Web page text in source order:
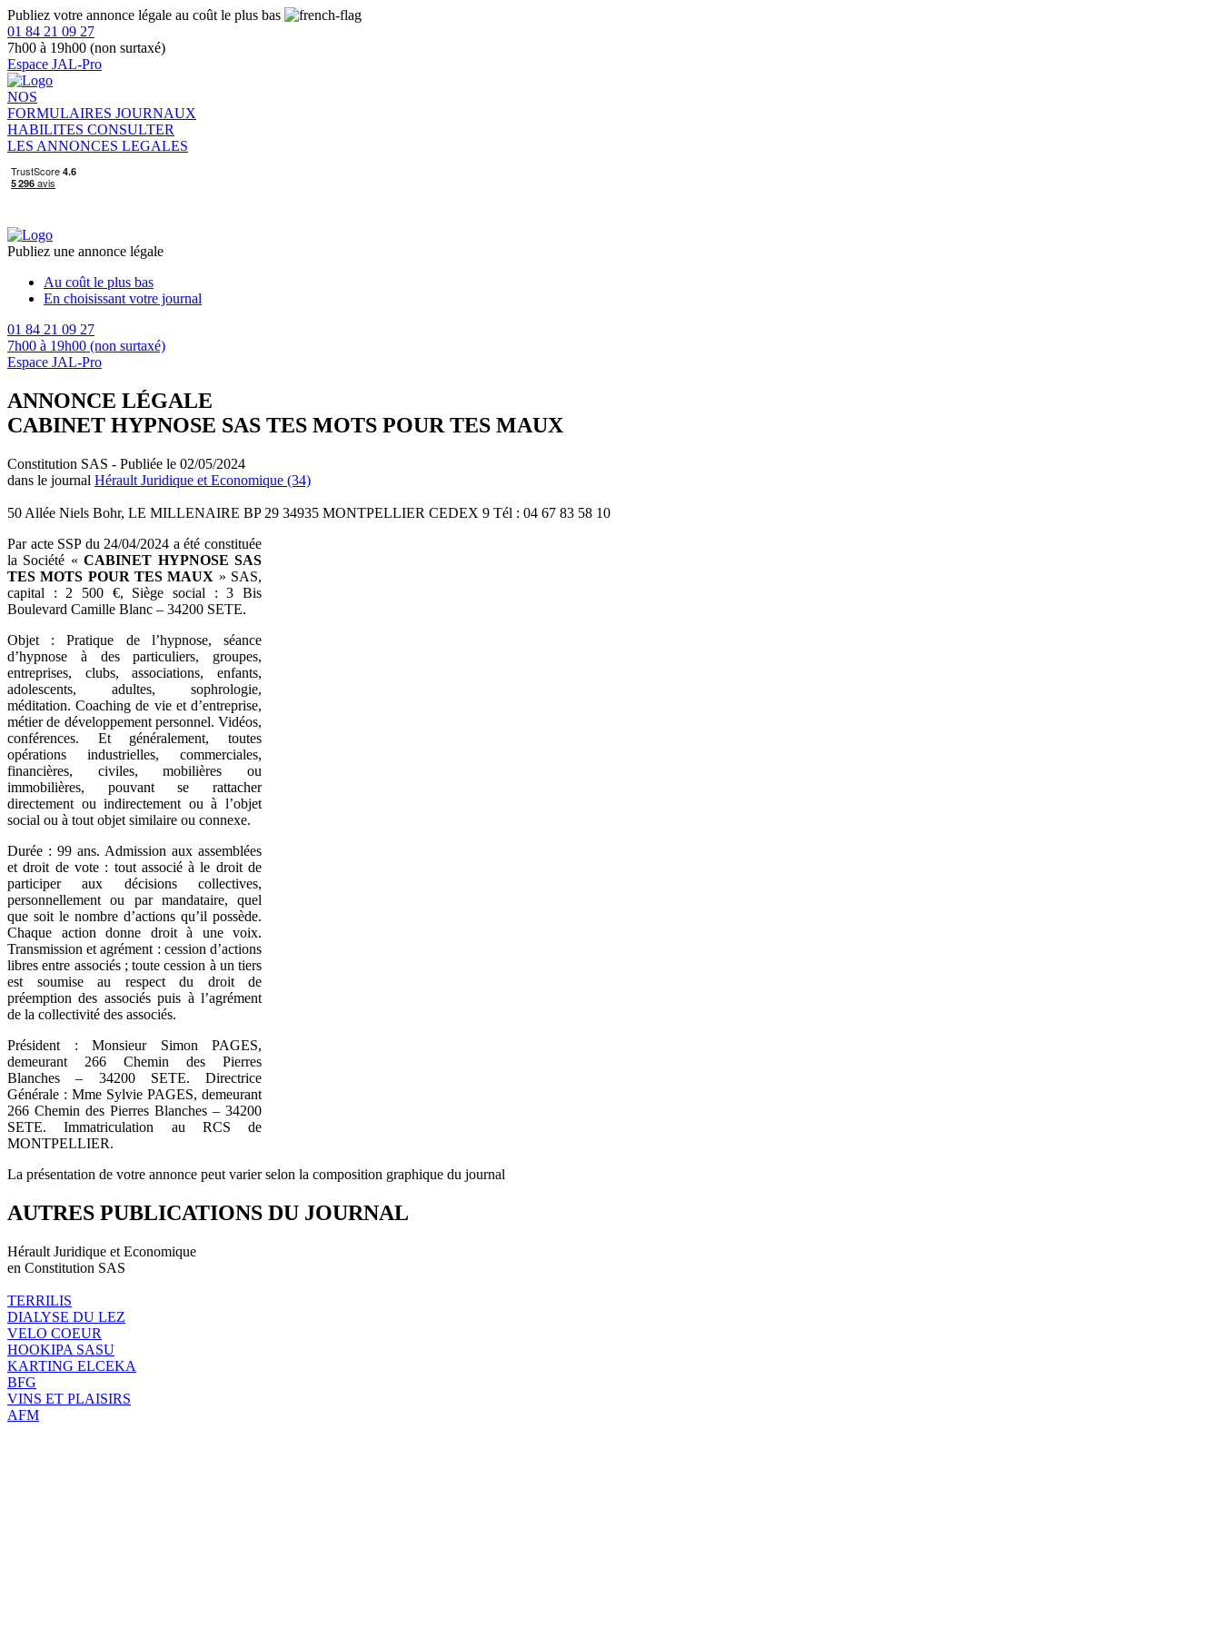
Publiez votre annonce légale au coût le plus bas
01 84 21 09 27
7h00 à 19h00 (non surtaxé)
Espace JAL-Pro
NOS
FORMULAIRES JOURNAUX
HABILITES CONSULTER
LES ANNONCES LEGALES
Publiez une annonce légale
Au coût le plus bas
En choisissant votre journal
01 84 21 09 27
7h00 à 19h00 (non surtaxé)
Espace JAL-Pro
ANNONCE LÉGALE
CABINET HYPNOSE SAS TES MOTS POUR TES MAUX
Constitution SAS - Publiée le 02/05/2024
dans le journal Hérault Juridique et Economique (34)
50 Allée Niels Bohr, LE MILLENAIRE BP 29 34935 MONTPELLIER CEDEX 9 Tél : 04 67 83 58 10
Par acte SSP du 24/04/2024 a été constituée
la Société «CABINET HYPNOSE SAS
TES MOTS POUR TES MAUX » SAS,
capital : 2 500 €, Siège social : 3 Bis
Boulevard Camille Blanc – 34200 SETE.
Objet : Pratique de l’hypnose, séance
d’hypnose à des particuliers, groupes,
entreprises, clubs, associations, enfants,
adolescents, adultes, sophrologie,
méditation. Coaching de vie et d’entreprise,
métier de développement personnel. Vidéos,
conférences. Et généralement, toutes
opérations industrielles, commerciales,
financières, civiles, mobilières ou
immobilières, pouvant se rattacher
directement ou indirectement ou à l’objet
social ou à tout objet similaire ou connexe.
Durée : 99 ans. Admission aux assemblées
et droit de vote : tout associé à le droit de
participer aux décisions collectives,
personnellement ou par mandataire, quel
que soit le nombre d’actions qu’il possède.
Chaque action donne droit à une voix.
Transmission et agrément : cession d’actions
libres entre associés ; toute cession à un tiers
est soumise au respect du droit de
préemption des associés puis à l’agrément
de la collectivité des associés.
Président : Monsieur Simon PAGES,
demeurant 266 Chemin des Pierres
Blanches – 34200 SETE. Directrice
Générale : Mme Sylvie PAGES, demeurant
266 Chemin des Pierres Blanches – 34200
SETE. Immatriculation au RCS de
MONTPELLIER.
La présentation de votre annonce peut varier selon la composition graphique du journal
AUTRES PUBLICATIONS DU JOURNAL
Hérault Juridique et Economique
en Constitution SAS
TERRILIS
DIALYSE DU LEZ
VELO COEUR
HOOKIPA SASU
KARTING ELCEKA
BFG
VINS ET PLAISIRS
AFM